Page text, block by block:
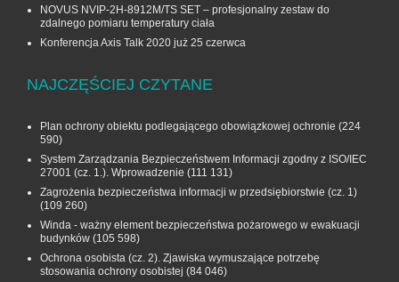
NOVUS NVIP-2H-8912M/TS SET – profesjonalny zestaw do
zdalnego pomiaru temperatury ciała
Konferencja Axis Talk 2020 już 25 czerwca
NAJCZĘŚCIEJ CZYTANE
Plan ochrony obiektu podlegającego obowiązkowej ochronie (224
590)
System Zarządzania Bezpieczeństwem Informacji zgodny z ISO/IEC
27001 (cz. 1.). Wprowadzenie (111 131)
Zagrożenia bezpieczeństwa informacji w przedsiębiorstwie (cz. 1)
(109 260)
Winda - ważny element bezpieczeństwa pożarowego w ewakuacji
budynków (105 598)
Ochrona osobista (cz. 2). Zjawiska wymuszające potrzebę
stosowania ochrony osobistej (84 046)